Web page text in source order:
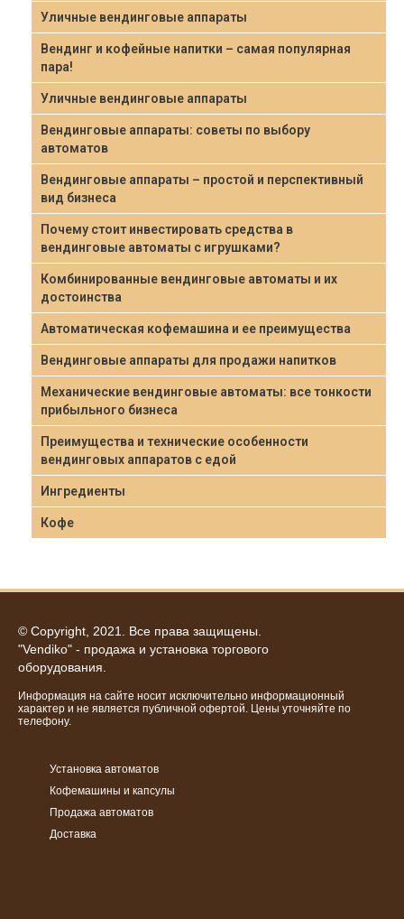
Уличные вендинговые аппараты
Вендинг и кофейные напитки – самая популярная
пара!
Уличные вендинговые аппараты
Вендинговые аппараты: советы по выбору
автоматов
Вендинговые аппараты – простой и перспективный
вид бизнеса
Почему стоит инвестировать средства в
вендинговые автоматы с игрушками?
Комбинированные вендинговые автоматы и их
достоинства
Автоматическая кофемашина и ее преимущества
Вендинговые аппараты для продажи напитков
Механические вендинговые автоматы: все тонкости
прибыльного бизнеса
Преимущества и технические особенности
вендинговых аппаратов с едой
Ингредиенты
Кофе
© Copyright, 2021. Все права защищены.
"Vendiko" - продажа и установка торгового
оборудования.
Информация на сайте носит исключительно информационный
характер и не является публичной офертой. Цены уточняйте по
телефону.
Установка автоматов
Кофемашины и капсулы
Продажа автоматов
Доставка